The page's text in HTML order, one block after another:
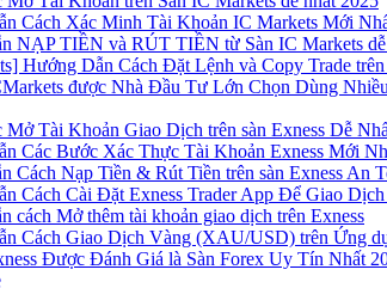
Cách Xác Minh Tài Khoản IC Markets Mới
NẠP TIỀN và RÚT TIỀN từ Sàn IC Markets dễ
Hướng Dẫn Cách Đặt Lệnh và Copy Trade trên
được Nhà Đầu Tư Lớn Chọn Dùng
Mở Tài Khoản Giao Dịch trên sàn Exness Dễ
Các Bước Xác Thực Tài Khoản Exness Mới
Cách Nạp Tiền & Rút Tiền trên sàn Exness An
Cách Cài Đặt Exness Trader App Để Giao
cách Mở thêm tài khoản giao dịch trên Exness
Cách Giao Dịch Vàng (XAU/USD) trên Ứng
Được Đánh Giá là Sàn Forex Uy Tín Nhất